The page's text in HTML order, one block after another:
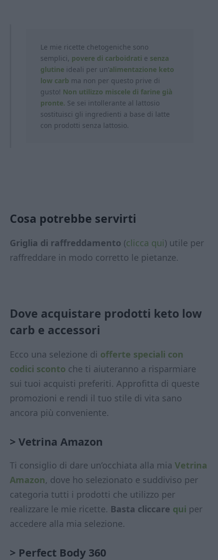
Le mie ricette chetogeniche sono
semplici, povere di carboidrati e senza
glutine ideali per un’alimentazione keto
low carb ma non per questo prive di
gusto! Non utilizzo miscele di farine già
pronte. Se sei intollerante al lattosio
sostituisci gli ingredienti a base di latte
con prodotti senza lattosio.
Cosa potrebbe servirti
Griglia di raffreddamento (clicca qui) utile per
raffreddare in modo corretto le pietanze.
Dove acquistare prodotti keto low
carb e accessori
Ecco una selezione di offerte speciali con
codici sconto che ti aiuteranno a risparmiare
sui tuoi acquisti preferiti. Approfitta di queste
promozioni e rendi il tuo stile di vita sano
ancora più conveniente.
> Vetrina Amazon
Ti consiglio di dare un’occhiata alla mia Vetrina
Amazon, dove ho selezionato e suddiviso per
categoria tutti i prodotti che utilizzo per
realizzare le mie ricette. Basta cliccare qui per
accedere alla mia selezione.
> Perfect Body 360